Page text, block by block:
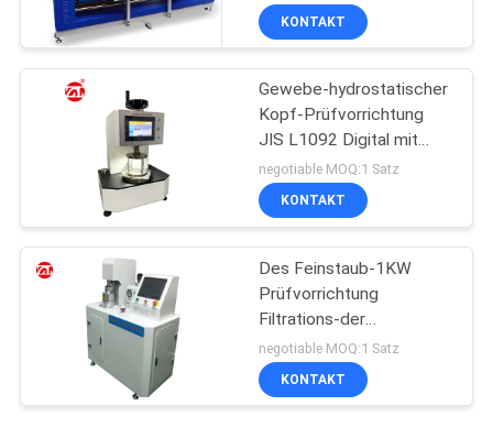
Maschine
KONTAKT
Gewebe-hydrostatischer
Kopf-Prüfvorrichtung
JIS L1092 Digital mit
LCD-Touch Screen
negotiable MOQ:1 Satz
KONTAKT
Des Feinstaub-1KW
Prüfvorrichtung
Filtrations-der
Leistungsfähigkeits-PFE
negotiable MOQ:1 Satz
KONTAKT